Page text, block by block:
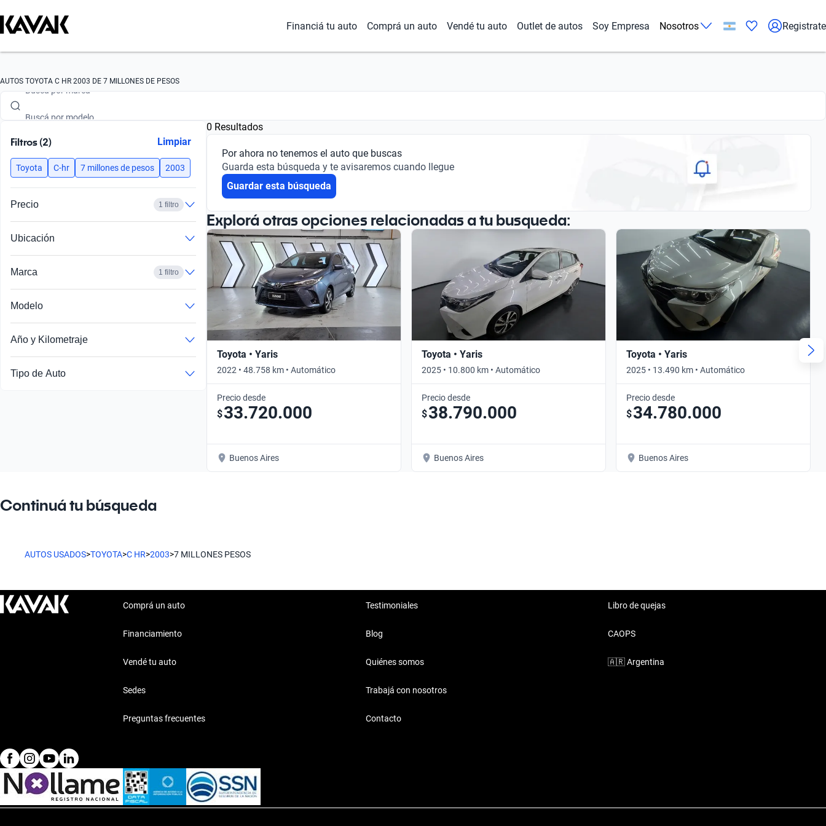
Financiá tu auto Comprá un auto Vendé tu auto Outlet de autos Soy Empresa Nosotros Registrate
AUTOS TOYOTA C HR 2003 DE 7 MILLONES DE PESOS
Buscá por marca
Buscá por año
Buscá por marca
Buscá por versión
Buscá por año
Filtros (2) Limpiar
Toyota C-hr 7 millones de pesos 2003
Precio 1 filtro
Ubicación
Marca 1 filtro
Modelo
Año y Kilometraje
Tipo de Auto
0 Resultados
Por ahora no tenemos el auto que buscas
Guarda esta búsqueda y te avisaremos cuando llegue
Guardar esta búsqueda
Explorá otras opciones relacionadas a tu busqueda:
Toyota • Yaris
2022 • 48.758 km • Automático
Precio desde
$33.720.000
Buenos Aires
Toyota • Yaris
2025 • 10.800 km • Automático
Precio desde
$38.790.000
Buenos Aires
Toyota • Yaris
2025 • 13.490 km • Automático
Precio desde
$34.780.000
Buenos Aires
Continuá tu búsqueda
AUTOS USADOS>TOYOTA>C HR>2003>7 MILLONES PESOS
Comprá un auto
Financiamiento
Vendé tu auto
Sedes
Preguntas frecuentes
Testimoniales
Blog
Quiénes somos
Trabajá con nosotros
Contacto
Libro de quejas
CAOPS
🇦🇷 Argentina